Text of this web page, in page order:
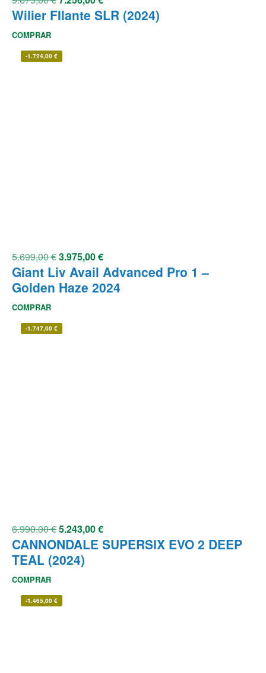
Wilier FIlante SLR (2024)
COMPRAR
-1.724,00 €
5.699,00€3.975,00€
Giant Liv Avail Advanced Pro 1 –
Golden Haze 2024
COMPRAR
-1.747,00 €
6.990,00€5.243,00€
CANNONDALE SUPERSIX EVO 2 DEEP
TEAL (2024)
COMPRAR
-1.465,00 €